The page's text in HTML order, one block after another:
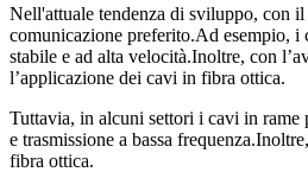
Nell'attuale tendenza di sviluppo, con
comunicazione preferito.Ad esempio, i
stabile e ad alta velocità.Inoltre, con
l’applicazione dei cavi in ​​fibra ottica.
Tuttavia, in alcuni settori i cavi in ​​rame
e trasmissione a bassa
fibra ottica.